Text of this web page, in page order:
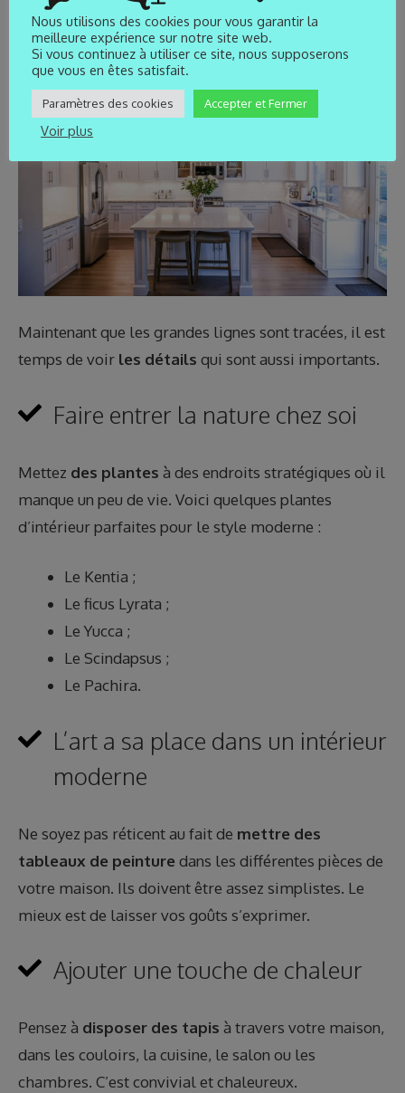
Maintenant que les grandes lignes sont tracées, il est
temps de voir les détails qui sont aussi importants.
Faire entrer la nature chez soi
Mettez des plantes à des endroits stratégiques où il
manque un peu de vie. Voici quelques plantes
d’intérieur parfaites pour le style moderne :
Le Kentia ;
Le ficus Lyrata ;
Le Yucca ;
Le Scindapsus ;
Le Pachira.
L’art a sa place dans un intérieur
moderne
Ne soyez pas réticent au fait de mettre des
tableaux de peinture dans les différentes pièces de
votre maison. Ils doivent être assez simplistes. Le
mieux est de laisser vos goûts s’exprimer.
Ajouter une touche de chaleur
Pensez à disposer des tapis à travers votre maison,
dans les couloirs, la cuisine, le salon ou les
chambres. C’est convivial et chaleureux.
Nous utilisons des cookies pour vous garantir la
meilleure expérience sur notre site web.
Si vous continuez à utiliser ce site, nous supposerons
que vous en êtes satisfait.
Paramètres des cookies Accepter et Fermer
Voir plus